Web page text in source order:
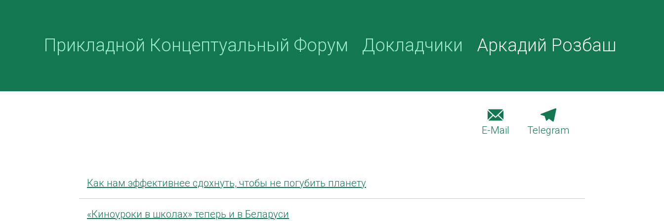
Прикладной Концептуальный Форум Докладчики Аркадий Розбаш
E-Mail Telegram
Как нам эффективнее сдохнуть, чтобы не погубить планету
«Киноуроки в школах» теперь и в Беларуси